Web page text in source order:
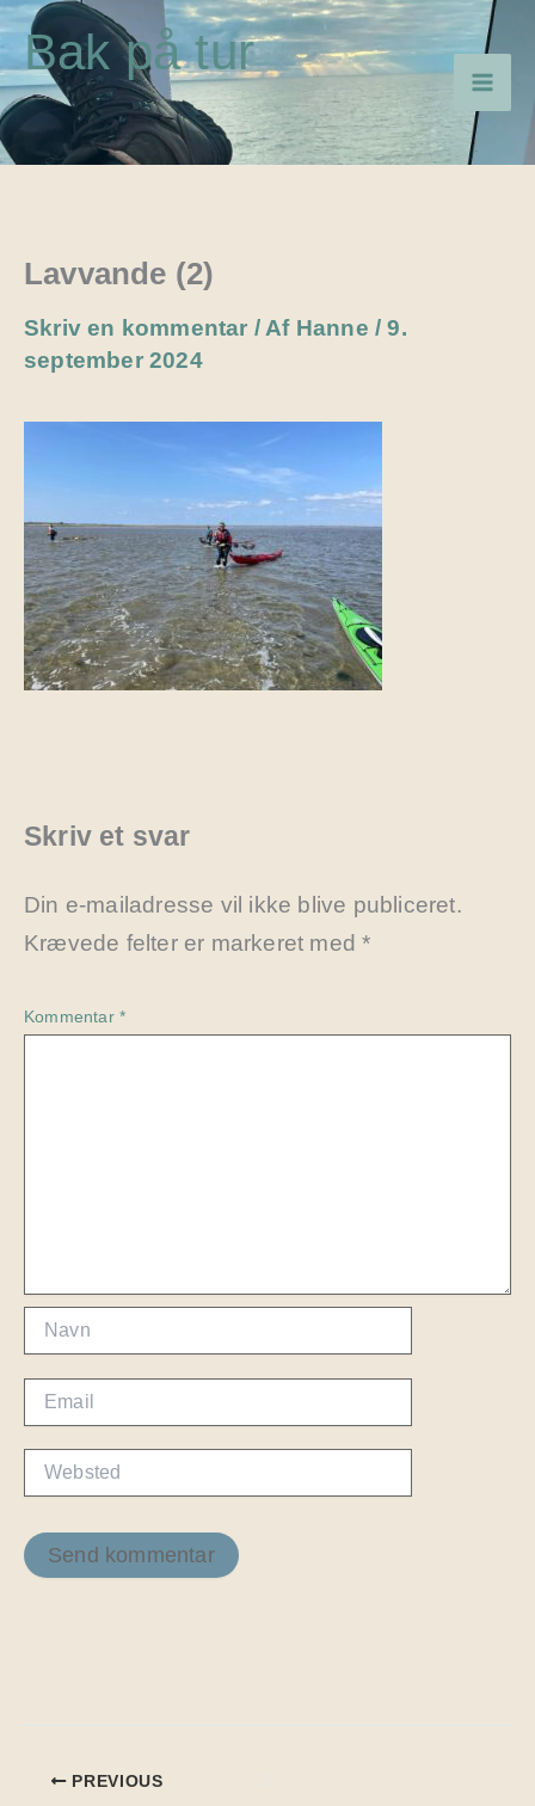
Gå
til
indholdet
Bak på tur
Lavvande (2)
Skriv en kommentar / Af Hanne/9.
september 2024
Skriv et svar
Din e-mailadresse vil ikke blive publiceret.
Krævede felter er markeret med*
Kommentar *
Navn
Websted
PREVIOUS